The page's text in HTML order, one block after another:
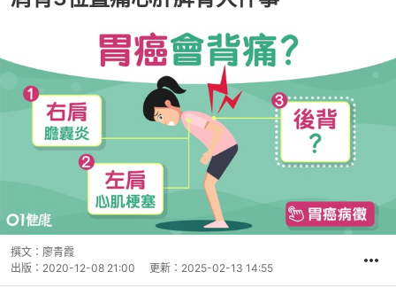
撰文： 廖青霞
出版： 2020-12-08 21:00 更新： 2025-02-13 14:55